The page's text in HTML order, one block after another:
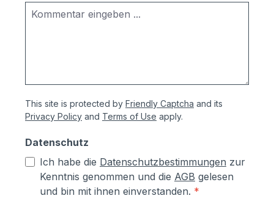
This site is protected by Friendly Captcha and its
Privacy Policy and Terms of Use apply.
Datenschutz
Ich habe die Datenschutzbestimmungen zur
Kenntnis genommen und die AGB gelesen
und bin mit ihnen einverstanden. *